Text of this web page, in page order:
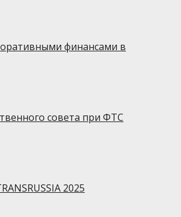
финансами в
совета при ФТС
2025